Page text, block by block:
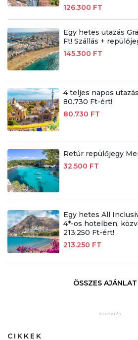
126.300 FT
Egy hetes utazás
Ft! Szállás +
145.300 FT
4 teljes napos
80.730 Ft-ért!
80.730 FT
Retúr repülőjegy
32.500 FT
Egy hetes All
4*-os hotelben,
213.250 Ft-ért!
213.250 FT
ÖSSZES AJÁNLAT
CIKKEK